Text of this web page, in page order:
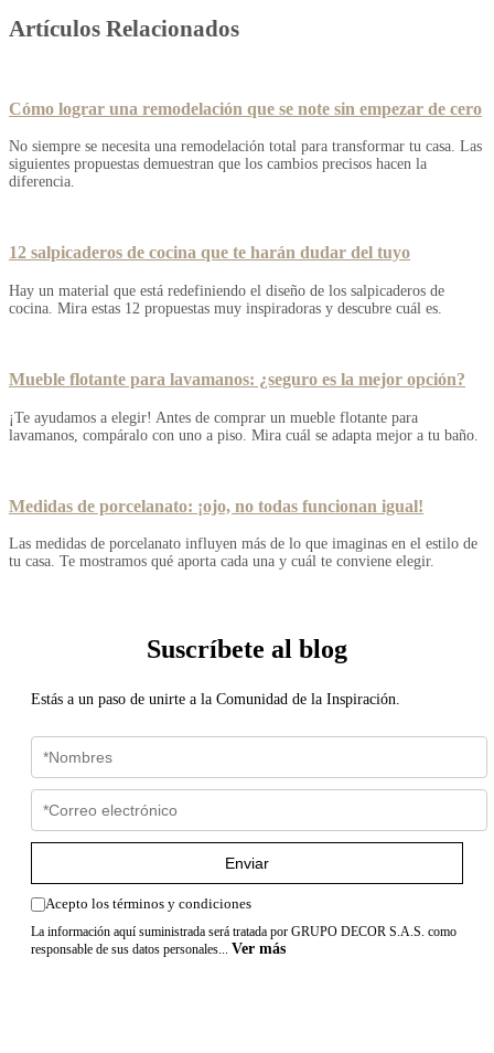
Artículos Relacionados
Cómo lograr una remodelación que se note sin empezar de cero
No siempre se necesita una remodelación total para transformar tu casa. Las
siguientes propuestas demuestran que los cambios precisos hacen la
diferencia.
12 salpicaderos de cocina que te harán dudar del tuyo
Hay un material que está redefiniendo el diseño de los salpicaderos de
cocina. Mira estas 12 propuestas muy inspiradoras y descubre cuál es.
Mueble flotante para lavamanos: ¿seguro es la mejor opción?
¡Te ayudamos a elegir! Antes de comprar un mueble flotante para
lavamanos, compáralo con uno a piso. Mira cuál se adapta mejor a tu baño.
Medidas de porcelanato: ¡ojo, no todas funcionan igual!
Las medidas de porcelanato influyen más de lo que imaginas en el estilo de
tu casa. Te mostramos qué aporta cada una y cuál te conviene elegir.
Suscríbete al blog
Estás a un paso de unirte a la Comunidad de la Inspiración.
Enviar
Acepto los términos y condiciones
La información aquí suministrada será tratada por GRUPO DECOR S.A.S. como
responsable de sus datos personales... Ver más